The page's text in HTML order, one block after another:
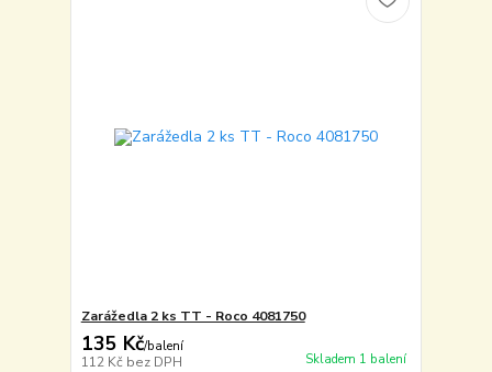
Zarážedla 2 ks TT - Roco 4081750
135 Kč/balení
112 Kč bez DPH Skladem 1 balení